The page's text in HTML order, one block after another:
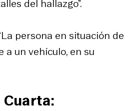
del hallazgo”.
persona en situación de
a un vehículo, en su
Cuarta: